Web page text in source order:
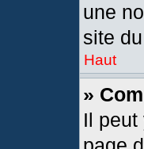
une
site
Haut
»
Il peut